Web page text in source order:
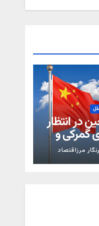
در انتظار
گمرکی و
مرزاقتصاد